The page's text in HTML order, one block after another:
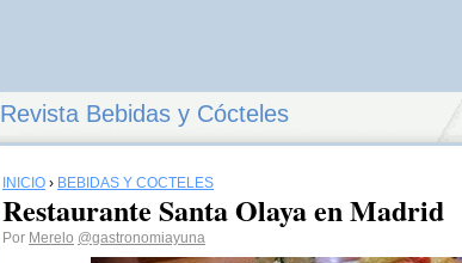
Revista Bebidas y Cócteles
INICIO › BEBIDAS Y CÓCTELES
Restaurante Santa Olaya en Madrid
Por Merelo @gastronomiayuna